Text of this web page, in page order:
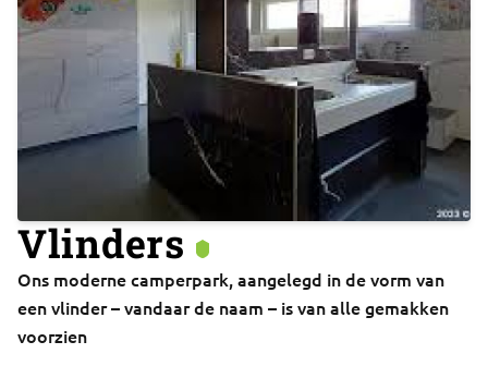
Vlinders
Ons moderne camperpark, aangelegd in de vorm van
een vlinder – vandaar de naam – is van alle gemakken
voorzien